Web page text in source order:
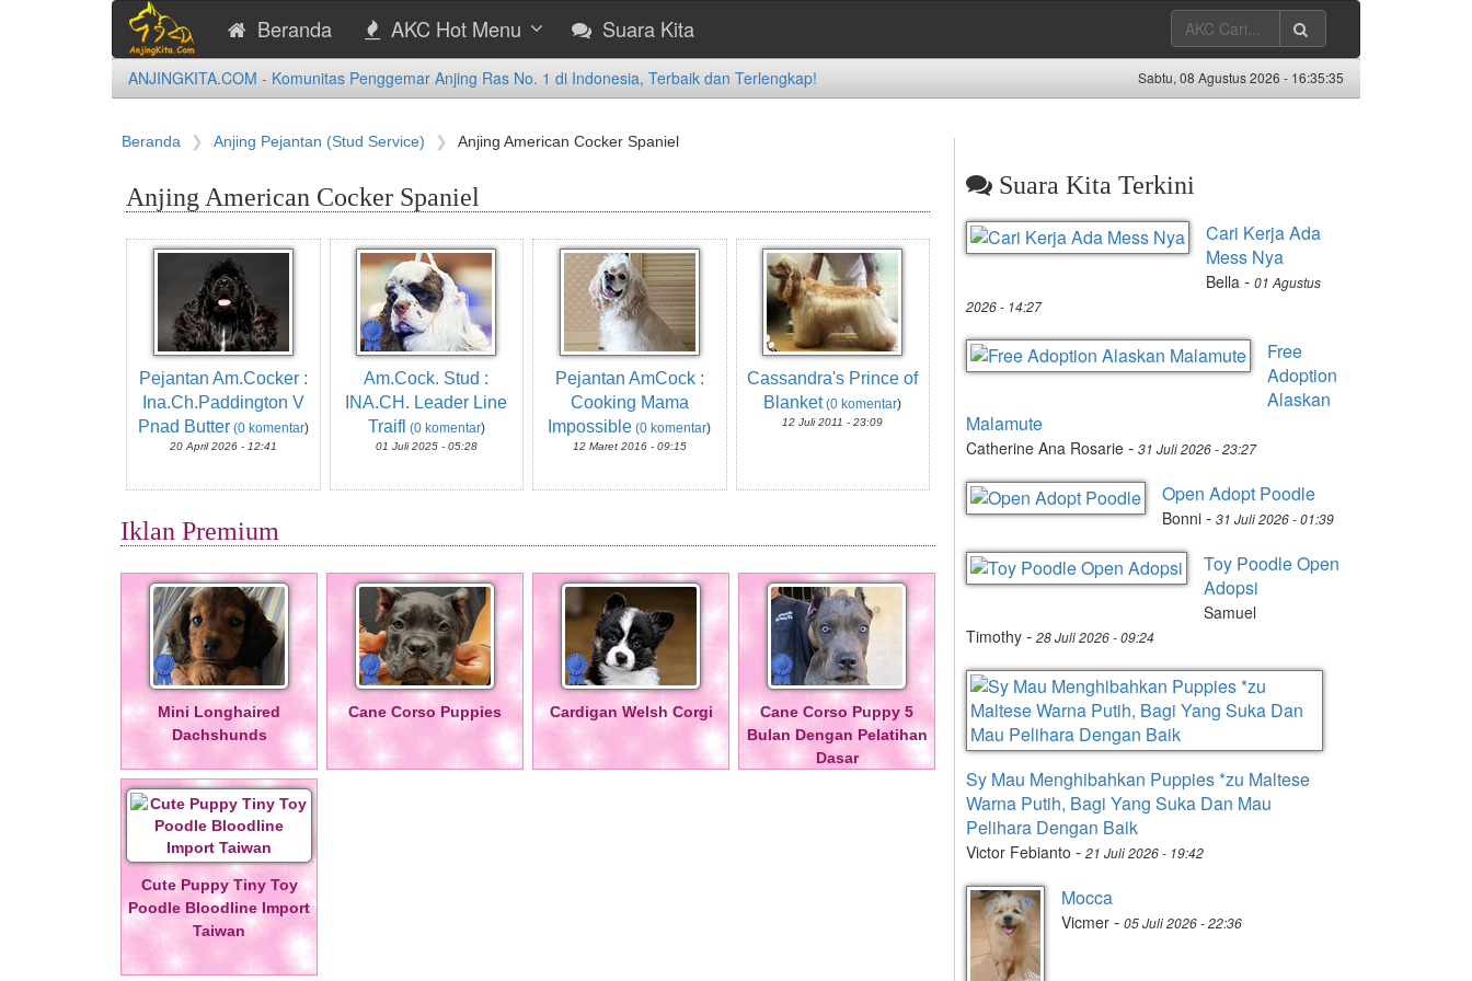
Beranda AKC Hot Menu Suara Kita
ANJINGKITA.COM - Komunitas Penggemar Anjing Ras No. 1 di Indonesia, Terbaik dan Terlengkap! Sabtu, 08 Agustus 2026 - 16:35:36
Beranda Anjing Pejantan (Stud Service) Anjing American Cocker Spaniel
Anjing American Cocker Spaniel
Pejantan Am.Cocker :
Ina.Ch.Paddington V
Pnad Butter (0 komentar)
20 April 2026 - 12:41
Am.Cock. Stud :
INA.CH. Leader Line
Traifl (0 komentar)
01 Juli 2025 - 05:28
Pejantan AmCock :
Cooking Mama
Impossible (0 komentar)
12 Maret 2016 - 09:15
Cassandra's Prince of
Blanket (0 komentar)
12 Juli 2011 - 23:09
Iklan Premium
Mini Longhaired
Dachshunds
Cane Corso Puppies Cardigan Welsh Corgi
Cane Corso Puppy 5
Bulan Dengan Pelatihan
Dasar
Cute Puppy Tiny Toy
Poodle Bloodline Import
Taiwan
Suara Kita Terkini
Cari Kerja Ada
Mess Nya
Bella - 01 Agustus
2026 - 14:27
Free
Adoption
Alaskan
Malamute
Catherine Ana Rosarie - 31 Juli 2026 - 23:27
Open Adopt Poodle
Bonni - 31 Juli 2026 - 01:39
Toy Poodle Open
Adopsi
Samuel
Timothy - 28 Juli 2026 - 09:24
Sy Mau Menghibahkan Puppies *zu Maltese
Warna Putih, Bagi Yang Suka Dan Mau
Pelihara Dengan Baik
Victor Febianto - 21 Juli 2026 - 19:42
Mocca
Vicmer - 05 Juli 2026 - 22:36